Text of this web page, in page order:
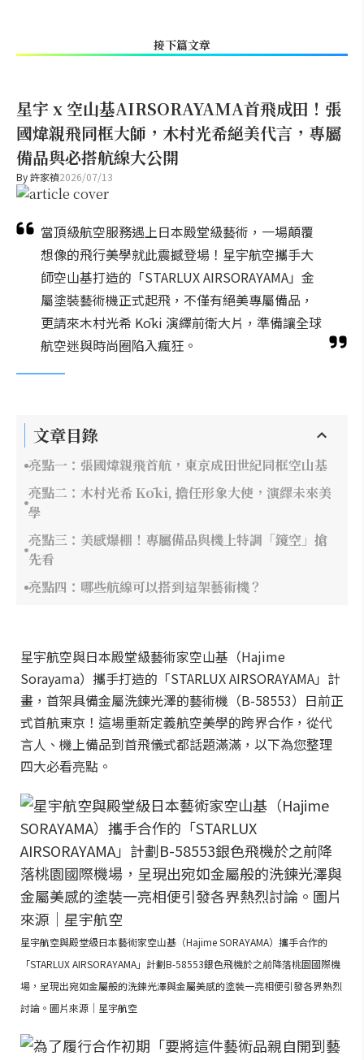
接下篇文章
星宇 x 空山基AIRSORAYAMA首飛成田！張
國煒親飛同框大師，木村光希絕美代言，專屬
備品與必搭航線大公開
By許家禎2026/07/13
當頂級航空服務遇上日本殿堂級藝術，一場顛覆
想像的飛行美學就此震撼登場！星宇航空攜手大
師空山基打造的「STARLUX AIRSORAYAMA」金
屬塗裝藝術機正式起飛，不僅有絕美專屬備品，
更請來木村光希 Kōki 演繹前衛大片，準備讓全球
航空迷與時尚圈陷入瘋狂。
文章目錄
亮點一：張國煒親飛首航，東京成田世紀同框空山基
亮點二：木村光希 Kōki, 擔任形象大使，演繹未來美
學
亮點三：美感爆棚！專屬備品與機上特調「鏡空」搶
先看
亮點四：哪些航線可以搭到這架藝術機？
星宇航空與日本殿堂級藝術家空山基（Hajime
Sorayama）攜手打造的「STARLUX AIRSORAYAMA」計
畫，首架具備金屬洗鍊光澤的藝術機（B-58553）日前正
式首航東京！這場重新定義航空美學的跨界合作，從代
言人、機上備品到首飛儀式都話題滿滿，以下為您整理
四大必看亮點。
星宇航空與殿堂級日本藝術家空山基（Hajime SORAYAMA）攜手合作的
「STARLUX AIRSORAYAMA」計劃B-58553銀色飛機於之前降落桃園國際機
場，呈現出宛如金屬般的洗鍊光澤與金屬美感的塗裝一亮相便引發各界熱烈
討論。圖片來源｜星宇航空